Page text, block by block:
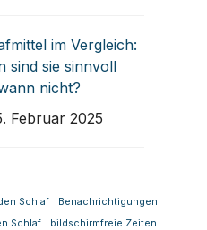
im Vergleich:
sind sie sinnvoll
nicht?
Februar 2025
Schlaf
Benachrichtigungen
Schlaf
bildschirmfreie Zeiten